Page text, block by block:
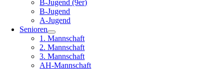
B-Jugend (9er)
B-Jugend
A-Jugend
Senioren
1. Mannschaft
2. Mannschaft
3. Mannschaft
AH-Mannschaft